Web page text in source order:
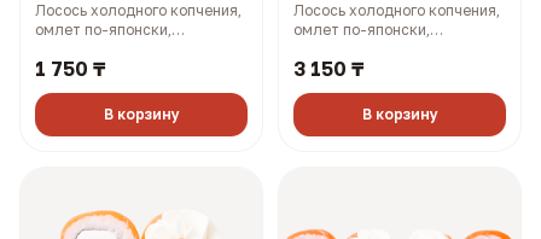
Лосось холодного копчения,
омлет по-японски,
гр, 234 ккал)
1 750 ₸
В корзину
Лосось холодного копчения,
омлет по-японски,
гр, 468 ккал)
3 150 ₸
В корзину